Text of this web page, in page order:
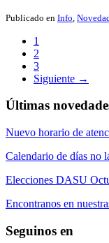
Publicado en Info
1
2
3
Siguiente →
Últimas
Nuevo horario de
Calendario de días no
Elecciones DASU
Encontranos en
Seguinos en